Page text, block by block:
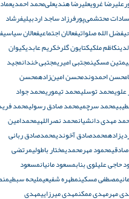
علیرضا غرویعلیرضا هندیعلی‌محمد احمدیعماد
محتشمی‌پورفرزاد ساجد اردبیلیفرشاد
فضل الله صلواتیفعالان اجتماعیفعالان سیاسی
کاظم ملکیکتایون گلرخکریم عابدیکیوان
متین مسکینمجتبی امیریمجتبی خندانمجید
محسن احمدوندمحسن امین‌زادهمحسن
محمد توسلیمحمد تیموریمحمد جواد
محمد سرچمیمحمد صادق رسولیمحمد
مهدی دانشیانمحمد نصراللهیمحمدامین
محمدصادق آخوندیمحمدصادق ربانی
محمود مهرمحمدیمختار باطولیمرتضی
حاجی علیلوی بنابمسعود مانیانمسعود
مصطفی مسکینمطهره شفیعیملیحه سبطی
مهرمهدی ممکنمهدی میرزاییمهدی